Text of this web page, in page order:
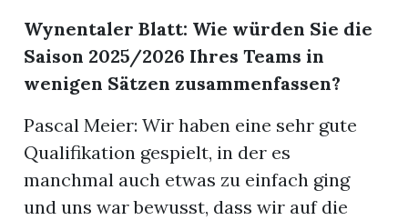
Wynentaler Blatt: Wie würden Sie die
Saison 2025/2026 Ihres Teams in
wenigen Sätzen zusammenfassen?
Pascal Meier: Wir haben eine sehr gute
Qualifikation gespielt, in der es
manchmal auch etwas zu einfach ging
und uns war bewusst, dass wir auf die